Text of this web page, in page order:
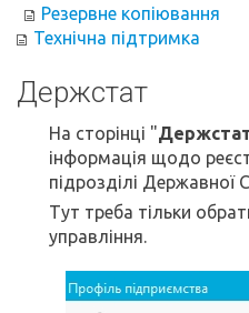
Резервне копіювання
Технічна підтримка
Держстат
На сторінці "
інформація щодо
підрозділі Державної
Тут треба тільки
управління.